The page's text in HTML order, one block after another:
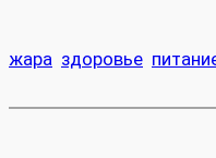
жара здоровье